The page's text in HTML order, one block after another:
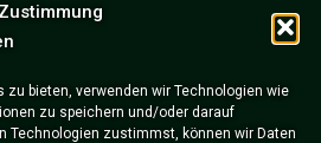
zu bieten, verwenden wir Technologien wie
zu speichern und/oder darauf
Technologien zustimmst, können wir Daten
FAQs